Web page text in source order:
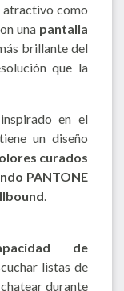
atractivo como
una pantalla
brillante del
que la
en el
un diseño
curados
PANTONE
.
de
listas de
durante